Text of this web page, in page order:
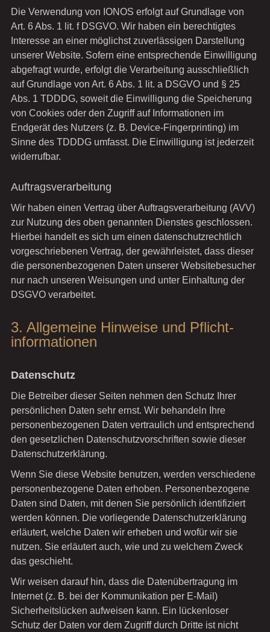
Die Verwendung von IONOS erfolgt auf Grundlage von
Art. 6 Abs. 1 lit. f DSGVO. Wir haben ein berechtigtes
Interesse an einer möglichst zuverlässigen Darstellung
unserer Website. Sofern eine entsprechende Einwilligung
abgefragt wurde, erfolgt die Verarbeitung ausschließlich
auf Grundlage von Art. 6 Abs. 1 lit. a DSGVO und § 25
Abs. 1 TDDDG, soweit die Einwilligung die Speicherung
von Cookies oder den Zugriff auf Informationen im
Endgerät des Nutzers (z. B. Device-Fingerprinting) im
Sinne des TDDDG umfasst. Die Einwilligung ist jederzeit
widerrufbar.
Auftragsverarbeitung
Wir haben einen Vertrag über Auftragsverarbeitung (AVV)
zur Nutzung des oben genannten Dienstes geschlossen.
Hierbei handelt es sich um einen datenschutzrechtlich
vorgeschriebenen Vertrag, der gewährleistet, dass dieser
die personenbezogenen Daten unserer Websitebesucher
nur nach unseren Weisungen und unter Einhaltung der
DSGVO verarbeitet.
3. Allgemeine Hinweise und Pflicht­
informationen
Datenschutz
Die Betreiber dieser Seiten nehmen den Schutz Ihrer
persönlichen Daten sehr ernst. Wir behandeln Ihre
personenbezogenen Daten vertraulich und entsprechend
den gesetzlichen Datenschutzvorschriften sowie dieser
Datenschutzerklärung.
Wenn Sie diese Website benutzen, werden verschiedene
personenbezogene Daten erhoben. Personenbezogene
Daten sind Daten, mit denen Sie persönlich identifiziert
werden können. Die vorliegende Datenschutzerklärung
erläutert, welche Daten wir erheben und wofür wir sie
nutzen. Sie erläutert auch, wie und zu welchem Zweck
das geschieht.
Wir weisen darauf hin, dass die Datenübertragung im
Internet (z. B. bei der Kommunikation per E-Mail)
Sicherheitslücken aufweisen kann. Ein lückenloser
Schutz der Daten vor dem Zugriff durch Dritte ist nicht